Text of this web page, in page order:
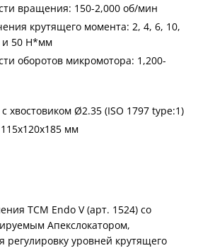
вращения: 150-2,000 об/мин
крутящего момента: 2, 4, 6, 10,
и 50 Н*мм
оборотов микромотора: 1,200-
Ø2.35 (ISO 1797 type:1)
мм
TCM Endo V (арт. 1524) со
Апекслокатором,
уровней крутящего